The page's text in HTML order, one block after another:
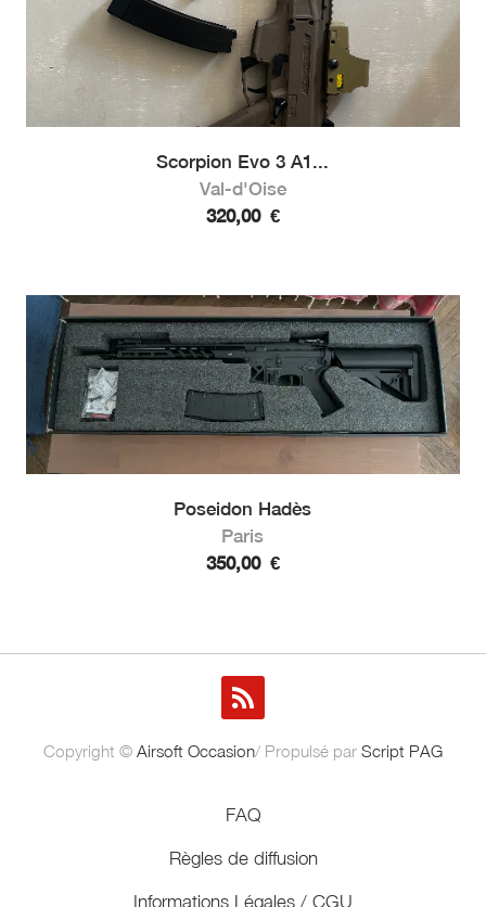
Scorpion Evo 3 A1...
Val-d'Oise
320,00 €
Poseidon Hadès
Paris
350,00 €
Copyright © Airsoft Occasion/ Propulsé par Script PAG
FAQ
Règles de diffusion
Informations Légales / CGU